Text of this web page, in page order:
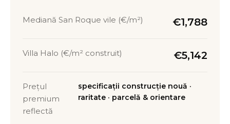
Mediană San Roque vile (€/m²) €1,788
Villa Halo (€/m² construit) €5,142
Prețul
premium
reflectă
specificații construcție nouă ·
raritate · parcelă & orientare